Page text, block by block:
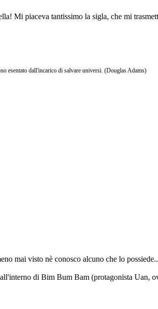
Mi piaceva tantissimo la sigla, che mi
esentato dall'incarico di salvare universi. (Douglas Adams)
mai visto nè conosco alcuno che lo
di Bim Bum Bam (protagonista Uan,